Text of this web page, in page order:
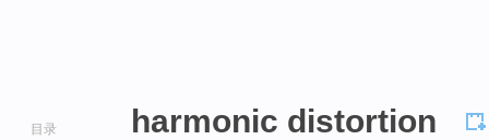
目录 harmonic distortion